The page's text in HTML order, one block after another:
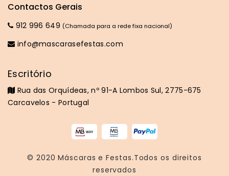
Contactos Gerais
912 996 649 (Chamada para a rede fixa nacional)
info@mascarasefestas.com
Escritório
Rua das Orquídeas, nº 91-A Lombos Sul, 2775-675
Carcavelos - Portugal
© 2020Máscaras e Festas.Todos os direitos
reservados